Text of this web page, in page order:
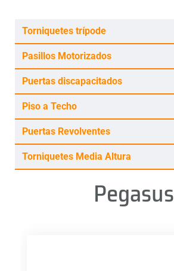
Torniquetes trípode
Pasillos Motorizados
Puertas discapacitados
Piso a Techo
Puertas Revolventes
Torniquetes Media Altura
Pegasus